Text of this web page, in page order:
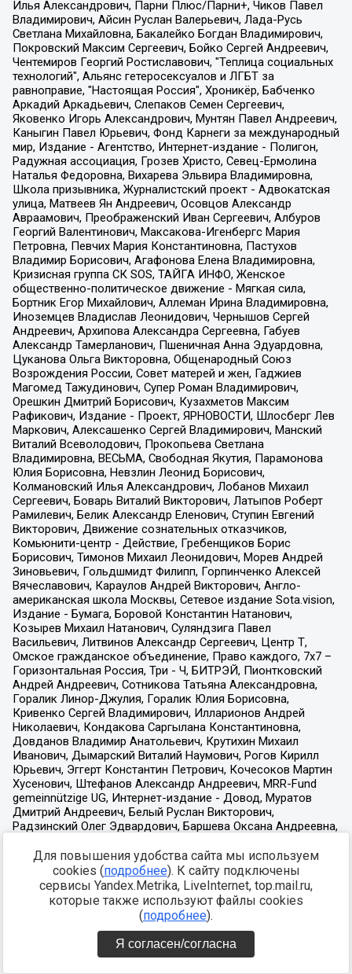
Для повышения удобства сайта мы используем
cookies (подробнее). К сайту подключены
сервисы Yandex.Metrika, LiveInternet, top.mail.ru,
которые также используют файлы cookies
(подробнее).
Я согласен/согласна